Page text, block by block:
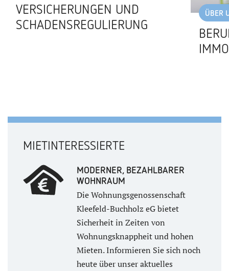
VERSICHERUNGEN UND
SCHADENSREGULIERUNG
ÜBER
MIETINTERESSIERTE
MODERNER, BEZAHLBARER
WOHNRAUM
Die Wohnungsgenossenschaft
Kleefeld-Buchholz eG bietet
Sicherheit in Zeiten von
Wohnungsknappheit und hohen
Mieten. Informieren Sie sich noch
heute über unser aktuelles